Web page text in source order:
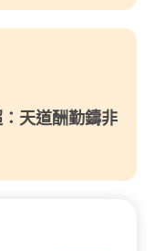
天道酬勤鑄非